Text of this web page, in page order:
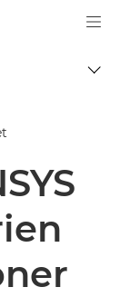
Logo, back
Skift